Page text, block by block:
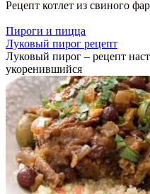
Рецепт котлет из свиного
Пироги и пицца
Луковый пирог рецепт
Луковый пирог – рецепт
укоренившийся